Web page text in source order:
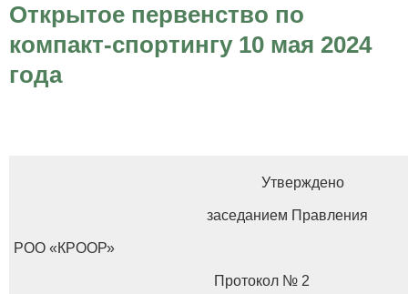
Открытое первенство по
компакт-спортингу 10 мая 2024
года
Утверждено
заседанием Правления
РОО «КРООР»
Протокол № 2